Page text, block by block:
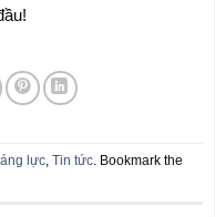
lực, Tin tức. Bookmark the